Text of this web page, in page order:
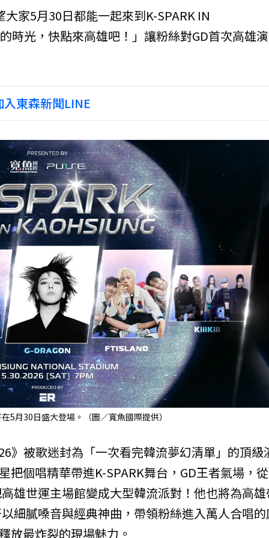
家5月30日都能一起來到K-SPARK IN
時光，快點來高雄吧！」讓粉絲對GD首次高雄
東森新聞LINE
5月30日盛大登場。（圖／寬魚國際提供）
》被歌迷封為「一次看完韓流夢幻清單」的頂級
把個唱精華帶進K-SPARK舞台，GD王者氣場，
雄世運主場館變成大型韓流派對！他也將為高
細膩嗓音與經典神曲，帶領粉絲進入萬人合唱
放最炸裂的現場魅力。